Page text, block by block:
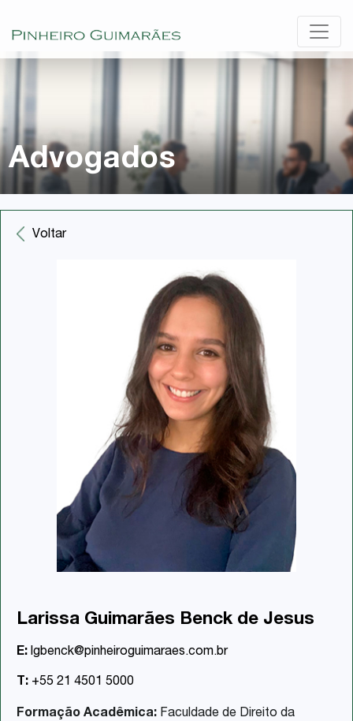
Advogados
Voltar
Larissa Guimarães Benck de Jesus
E: lgbenck@pinheiroguimaraes.com.br
T: +55 21 4501 5000
Formação Acadêmica: Faculdade de Direito da